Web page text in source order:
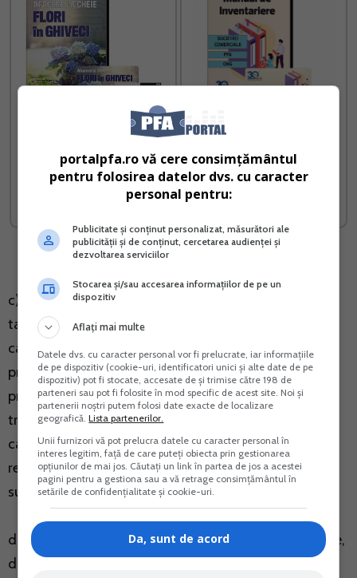
Afacere la cheie cu flori in
ghiveci
Vreau acest produs →
Societati comerciale PFA
Vreau acest produs →
c) pretul total al produselor sau serviciilor cu toate
taxele incluse sau, in cazul in care pretul nu poate fi
calculat in avans in mod rezonabil data fiind natura
produselor sau a serviciilor, modalitatea de calcul al
pretului si, dupa caz, toate costurile suplimentare de
transport, de livrare sau taxele postale sau, in cazul in
care acestea nu pot fi calculate in avans in mod
rezonabil, mentionarea faptului ca aceste costuri
suplimentare ar putea fi suportate de consumator;
d) dupa caz, modalitatile de plata, livrare si executare,
data pana la care profesionistul se angajeaza sa
portalpfa.ro vă cere consimțământul
pentru folosirea datelor dvs. cu caracter
personal pentru:
Publicitate și conținut personalizat, măsurători ale
publicității și de conținut, cercetarea audienței și
dezvoltarea serviciilor
Stocarea și/sau accesarea informațiilor de pe un
dispozitiv
Aflați mai multe
Datele dvs. cu caracter personal vor fi prelucrate, iar informațiile
de pe dispozitiv (cookie-uri, identificatori unici și alte date de pe
dispozitiv) pot fi stocate, accesate de și trimise către 198 de
parteneri sau pot fi folosite în mod specific de acest site. Noi și
partenerii noștri putem folosi date exacte de localizare
geografică.Lista partenerilor.
Unii furnizori vă pot prelucra datele cu caracter personal în
interes legitim, față de care puteți obiecta prin gestionarea
opțiunilor de mai jos. Căutați un link în partea de jos a acestei
pagini pentru a gestiona sau a vă retrage consimțământul în
setările de confidențialitate și cookie-uri.
Da, sunt de acord